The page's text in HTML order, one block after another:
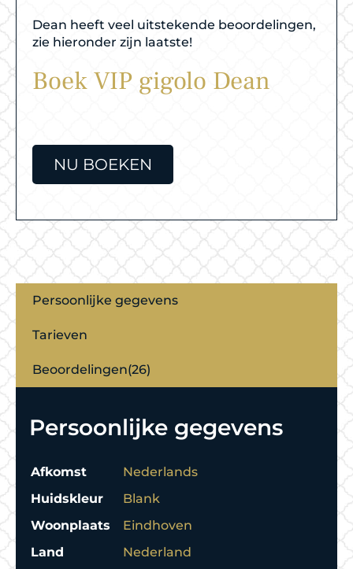
Dean heeft veel uitstekende beoordelingen,
zie hieronder zijn laatste!
Boek VIP gigolo Dean
NU BOEKEN
Persoonlijke gegevens
Tarieven
Beoordelingen(26)
Persoonlijke gegevens
Afkomst
Nederlands
Huidskleur
Blank
Woonplaats
Eindhoven
Land
Nederland